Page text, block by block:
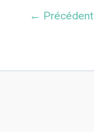
← Précédent